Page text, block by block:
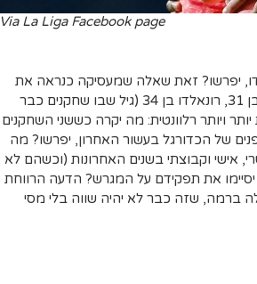
Via La Liga Facebook page
יפרשו? זאת שאלה שמעסיקה כנראה את
כל מי שעוקב אחרי הכדורגל האירופי. בכל זאת, מסי בן 31, רונאלדו בן 34 (גיל שבו שחקנים כבר
ויותר רלוונטית: מה יקרה כששני השחקנים
של הכדורגל בעשור האחרון, יפרשו? מה
אישי וקבוצתי בשנים האחרונות (וכשהם לא
את תפקידם על המגרש? הדעה הרווחת
ברמה, שזה כבר לא יהיה שווה בלי מסי